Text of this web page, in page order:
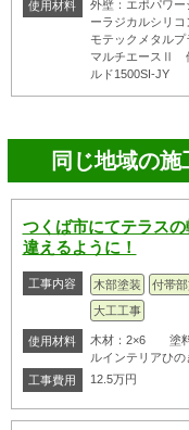
使用材料
外壁：エポパワ
ーラジカルシリ
モテックメタル
マルチエースⅡ
ルド1500SI-JY
同じ地域の施
つくば市にてテラス
違えるように！
工事内容 木部塗装 付帯
大工工事
使用材料
木材：2×6 塗料
ルインテリアひの
工事費用
12.5万円